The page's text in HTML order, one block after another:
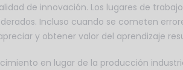
de innovación. Los lugares de
Incluso cuando se cometen
y obtener valor del aprendizaje
en lugar de la producción